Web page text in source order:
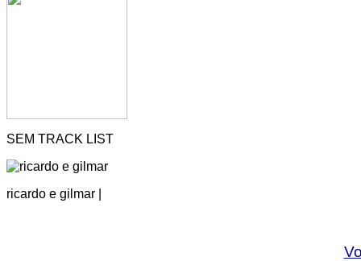
SEM TRACK LIST
ricardo e gilmar |